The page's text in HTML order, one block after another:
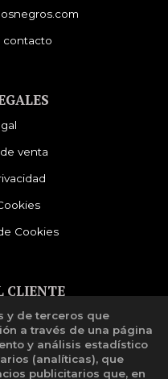
contacto
venta
Cookies
CLIENTE
y de terceros que
a través de una página
y análisis estadístico
(analíticas), que
publicitarios que, en